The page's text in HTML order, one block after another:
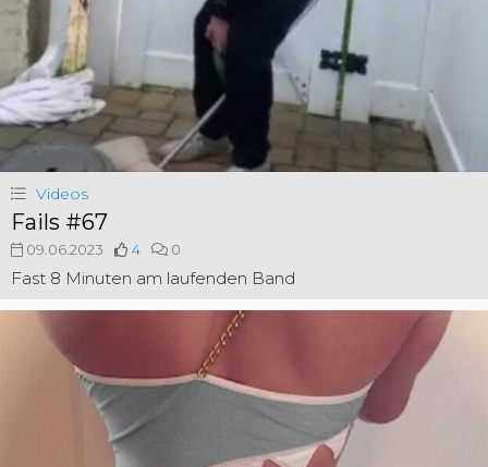
Videos
Fails #67
09.06.2023 4 0
Fast 8 Minuten am laufenden Band